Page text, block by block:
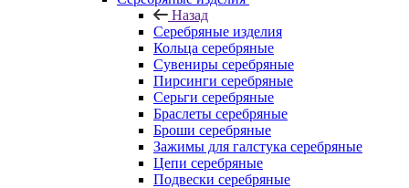
Назад
Серебряные изделия
Кольца серебряные
Сувениры серебряные
Пирсинги серебряные
Серьги серебряные
Браслеты серебряные
Броши серебряные
Зажимы для галстука серебряные
Цепи серебряные
Подвески серебряные